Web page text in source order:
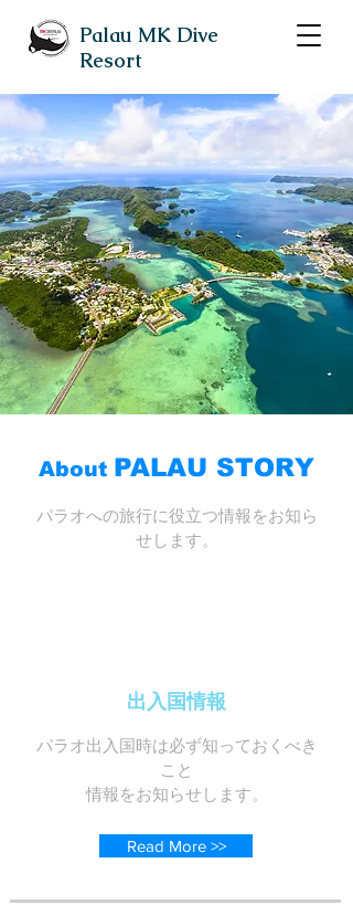
Palau MK Dive
Resort
About PALAU STORY
パラオへの旅行に役立つ情報をお知ら
せします。
出入国情報
パラオ出入国時は必ず知っておくべき
こと
情報をお知らせします。
Read More >>